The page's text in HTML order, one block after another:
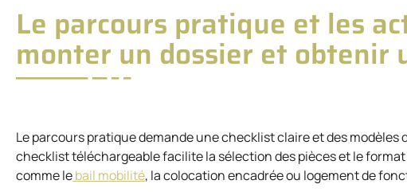
Le parcours pratique et les
monter un dossier et obtenir
Le parcours pratique demande une checklist claire et des
checklist téléchargeable facilite la sélection des pièces et le
comme lebail mobilité, la colocation encadrée ou logement de